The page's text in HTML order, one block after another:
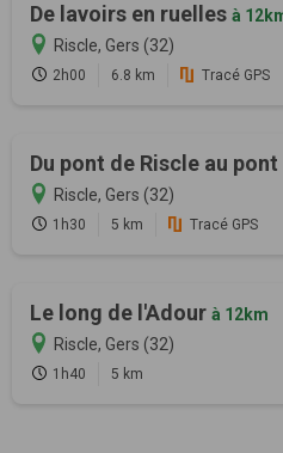
De lavoirs en ruelles à
Riscle, Gers (32)
2h00 6.8 km Tracé GPS
Du pont de Riscle au
Riscle, Gers (32)
1h30 5 km Tracé GPS
Le long de l'Adour à 12km
Riscle, Gers (32)
1h40 5 km